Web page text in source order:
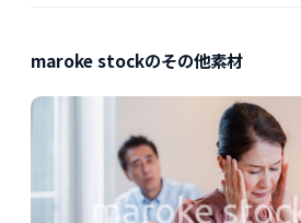
maroke stockのその他素材